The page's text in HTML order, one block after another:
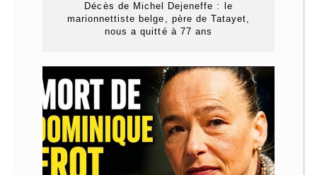
Décès de Michel Dejeneffe : le
marionnettiste belge, père de Tatayet,
nous a quitté à 77 ans